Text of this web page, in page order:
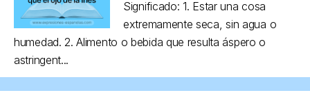
Significado: 1. Estar una cosa
extremamente seca, sin agua o
humedad. 2. Alimento o bebida que resulta áspero o
astringent...